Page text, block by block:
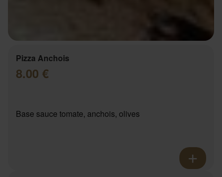
Pizza Anchois
8.00 €
Base sauce tomate, anchois, olives